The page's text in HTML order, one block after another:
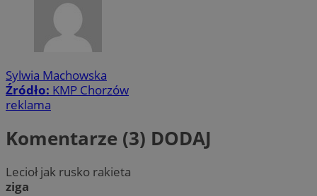
Sylwia Machowska
Źródło: KMP Chorzów
reklama
Komentarze (3) DODAJ
Lecioł jak rusko rakieta
ziga